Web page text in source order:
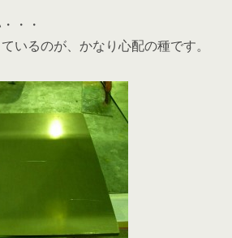
・・
いるのが、かなり心配の種です。